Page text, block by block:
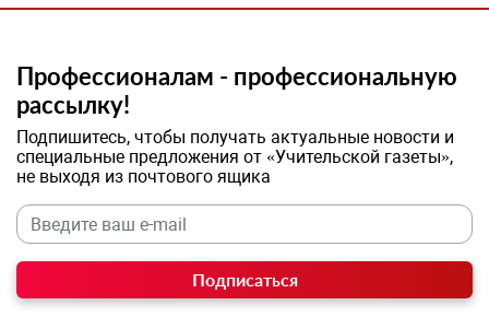
Профессионалам - профессиональную
рассылку!
Подпишитесь, чтобы получать актуальные новости и
специальные предложения от «Учительской газеты»,
не выходя из почтового ящика
Подписаться